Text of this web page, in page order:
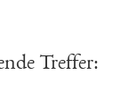
Treffer: